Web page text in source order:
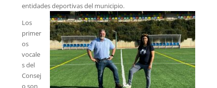
entidades deportivas del municipio.
Los
primer
os
vocale
s del
Consej
o son